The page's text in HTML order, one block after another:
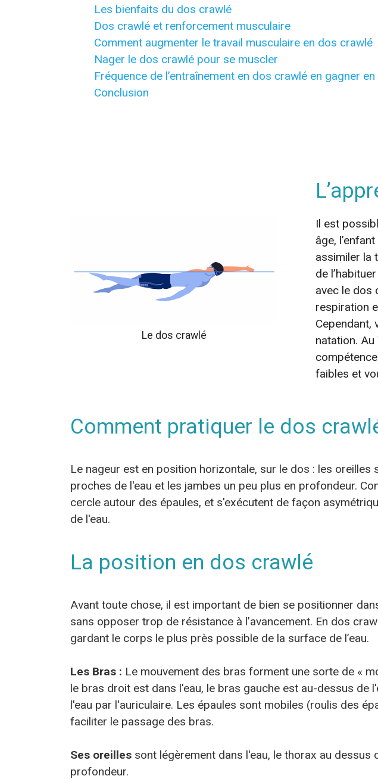
Les bienfaits du dos crawlé
Dos crawlé et renforcement musculaire
Comment augmenter le travail musculaire en dos crawlé
Nager le dos crawlé pour se muscler
Fréquence de l’entraînement en dos crawlé en gagner
Conclusion
Le dos crawlé
Il est
âge,
assimiler la
de
avec le dos
respiration
Cependant,
natation.
faibles et
Comment pratiquer le dos
Le nageur est en position horizontale, sur le dos : les
proches de l'eau et les jambes un peu plus en profondeur.
cercle autour des épaules, et s'exécutent de façon
de l'eau.
La position en dos crawlé
Avant toute chose, il est important de bien se positionner
sans opposer trop de résistance à l’avancement. En dos
gardant le corps le plus près possible de la surface de l’eau.
Les Bras : Le mouvement des bras forment une sorte de «
le bras droit est dans l'eau, le bras gauche est au-dessus de
l'eau par l'auriculaire. Les épaules sont mobiles (roulis des
faciliter le passage des bras.
Ses oreilles sont légèrement dans l'eau, le thorax au dessus
profondeur.